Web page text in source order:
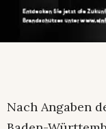
Nach Angaben